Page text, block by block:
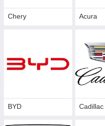
Chery Acura
BYD Cadillac